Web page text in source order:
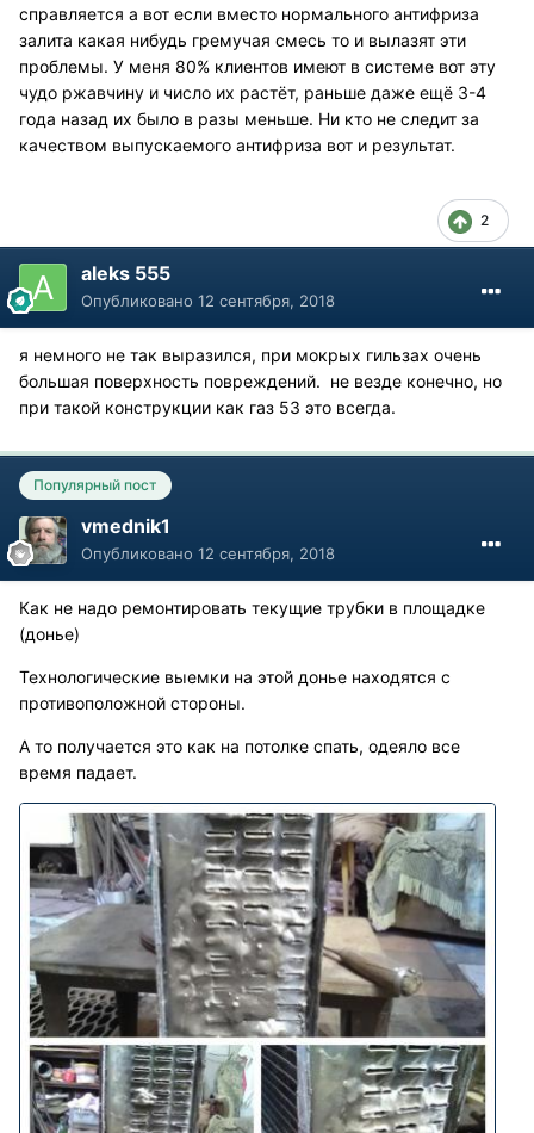
справляется а вот если вместо нормального антифриза
залита какая нибудь гремучая смесь то и вылазят эти
проблемы. У меня 80% клиентов имеют в системе вот эту
чудо ржавчину и число их растёт, раньше даже ещё 3-4
года назад их было в разы меньше. Ни кто не следит за
качеством выпускаемого антифриза вот и результат.
2
aleks 555
Опубликовано 12 сентября, 2018
я немного не так выразился, при мокрых гильзах очень
большая поверхность повреждений. не везде конечно, но
при такой конструкции как газ 53 это всегда.
Популярный пост
vmednik1
Опубликовано 12 сентября, 2018
Как не надо ремонтировать текущие трубки в площадке
(донье)
Технологические выемки на этой донье находятся с
противоположной стороны.
А то получается это как на потолке спать, одеяло все
время падает.